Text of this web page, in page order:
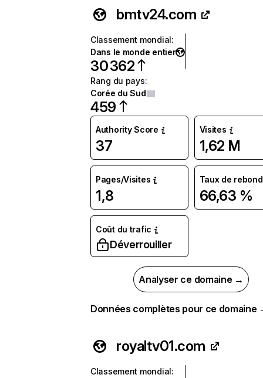
bmtv24.com
Classement mondial:
Dans le monde entier
30 362
Rang du pays:
Corée du Sud
459
Authority Score
37
Visites
1,62 M
Pages/Visites
1,8
Taux de rebond
66,63 %
Coût du trafic
Déverrouiller
Analyser ce domaine →
Données complètes pour ce domaine
royaltv01.com
Classement mondial: